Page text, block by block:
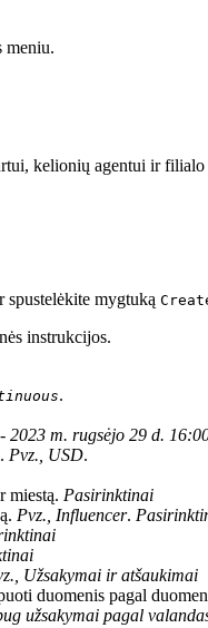
meniu.
kelionių agentui ir
spustelėkite mygtuką
instrukcijos.
.
2023 m. rugsėjo 29 d.
Pvz., USD.
miestą. Pasirinktinai
Pvz., Influencer.
Užsakymai ir atšaukimai
duomenis pagal
užsakymai pagal